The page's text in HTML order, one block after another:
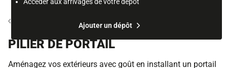
Ajouter un dépôt
page
Portail, portillon et clôture
PILIER DE PORTAIL
Aménagez vos extérieurs avec goût en installant un portail